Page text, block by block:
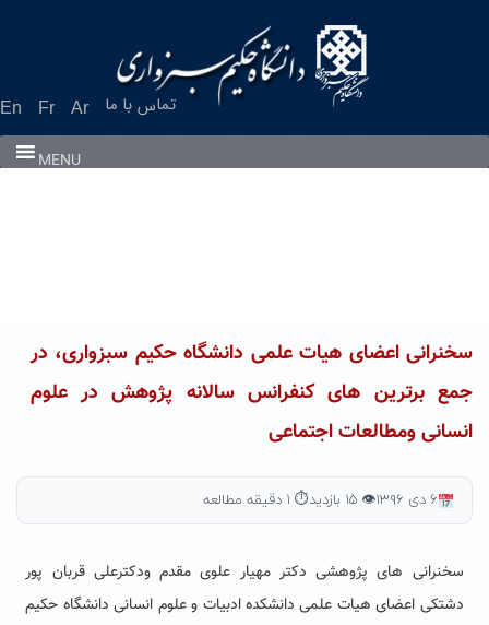
En Fr Ar تماس با ما
MENU
سخنرانی اعضای هیات علمی دانشگاه حکیم سبزواری، در
جمع برترین های کنفرانس سالانه پژوهش در علوم
انسانی ومطالعات اجتماعی
۶ دی ۱۳۹۶ 👁 ۱۵ بازدید ⏱ ۱ دقیقه مطالعه
سخنرانی های پژوهشی دکتر مهیار علوی مقدم ودکترعلی قربان پور
دشتکی اعضای هیات علمی دانشکده ادبیات و علوم انسانی دانشگاه حکیم